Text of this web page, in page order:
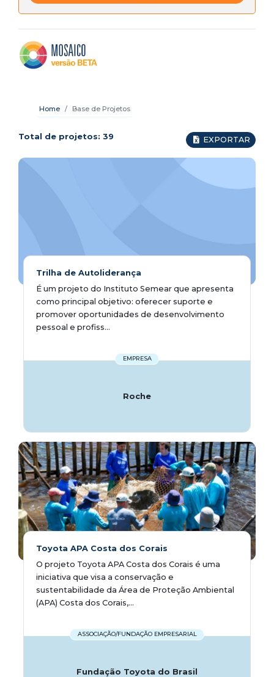
Home Base de Projetos
Total de projetos: 39 EXPORTAR
Trilha de Autoliderança
É um projeto do Instituto Semear que apresenta
como principal objetivo: oferecer suporte e
promover oportunidades de desenvolvimento
pessoal e profiss...
EMPRESA
Roche
Toyota APA Costa dos Corais
O projeto Toyota APA Costa dos Corais é uma
iniciativa que visa a conservação e
sustentabilidade da Área de Proteção Ambiental
(APA) Costa dos Corais,...
ASSOCIAÇÃO/FUNDAÇÃO EMPRESARIAL
Fundação Toyota do Brasil